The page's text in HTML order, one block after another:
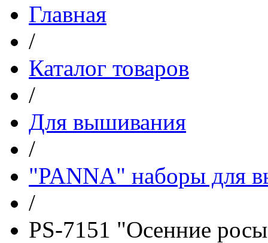
Главная
/
Каталог товаров
/
Для вышивания
/
"PANNA" наборы для
/
PS-7151 "Осенние